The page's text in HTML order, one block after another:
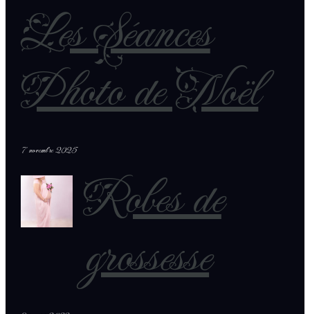
Les Séances
Photo de Noël
7 novembre 2025
Robes de
grossesse